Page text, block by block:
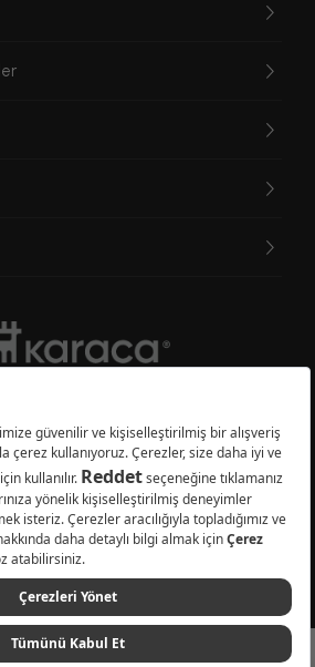
kullanılan bazı görseller yapay zekâ (AI) ile üretilmiştir.
Züccaciye A.Ş. Tüm hakları saklıdır.